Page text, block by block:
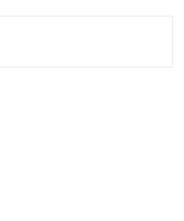
soumis
père de
des